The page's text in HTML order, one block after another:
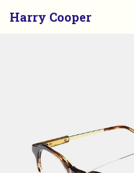
Harry Cooper